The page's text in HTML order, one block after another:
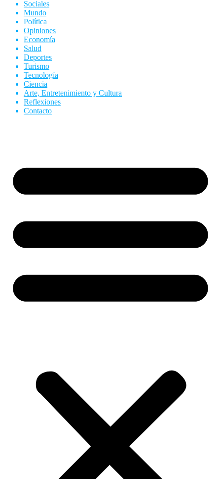
Sociales
Mundo
Política
Opiniones
Economía
Salud
Deportes
Turismo
Tecnología
Ciencia
Arte, Entretenimiento y Cultura
Reflexiones
Contacto